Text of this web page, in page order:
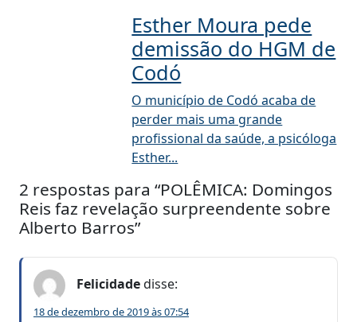
Esther Moura pede
demissão do HGM de
Codó
O município de Codó acaba de
perder mais uma grande
profissional da saúde, a psicóloga
Esther...
2 respostas para “POLÊMICA: Domingos
Reis faz revelação surpreendente sobre
Alberto Barros”
Felicidadedisse:
18 de dezembro de 2019 às 07:54